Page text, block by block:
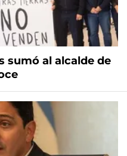
sumó al alcalde de